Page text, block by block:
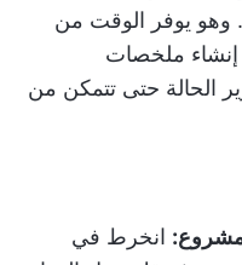
وهو يوفر الوقت من
إنشاء ملخصات
الحالة حتى تتمكن من
انخرط في